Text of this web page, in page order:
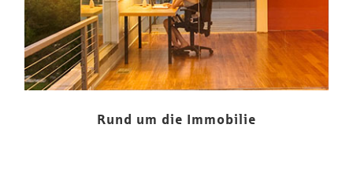
Rund um die Immobilie